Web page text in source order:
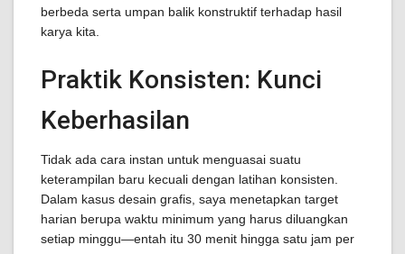
berbeda serta umpan balik konstruktif terhadap hasil
karya kita.
Praktik Konsisten: Kunci
Keberhasilan
Tidak ada cara instan untuk menguasai suatu
keterampilan baru kecuali dengan latihan konsisten.
Dalam kasus desain grafis, saya menetapkan target
harian berupa waktu minimum yang harus diluangkan
setiap minggu—entah itu 30 menit hingga satu jam per